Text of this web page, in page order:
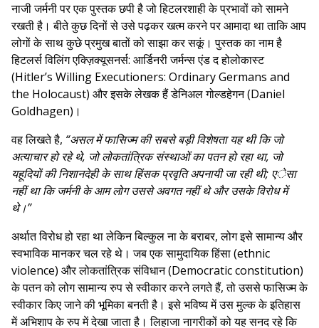
नाजी जर्मनी पर एक पुस्तक छपी है जो हिटलरशाही के प्रभावों को सामने
रखती है। बीते कुछ दिनों से उसे पढ़कर खत्म करने पर आमादा था ताकि आप
लोगों के साथ कुछे प्रमुख बातों को साझा कर सकूं। पुस्तक का नाम है
हिटलर्स विलिंग एक्ज़िक्यूसनर्स: आर्डिनरी जर्मन्स एंड द होलोकास्ट
(Hitler’s Willing Executioners: Ordinary Germans and
the Holocaust) और इसके लेखक हैं डेनिअल गोल्डहेगन (Daniel
Goldhagen)।
वह लिखते है, “असल में फासिज्म की सबसे बड़ी विशेषता यह थी कि जो
अत्याचार हो रहे थे, जो लोकतांत्रिक संस्थाओं का पतन हो रहा था, जो
यहूदियों की निशानदेही के साथ हिंसक प्रवृति अपनायी जा रही थी; एेसा
नहीं था कि जर्मनी के आम लोग उससे अवगत नहीं थे और उसके विरोध में
थे।”
अर्थात विरोध हो रहा था लेकिन बिल्कुल ना के बराबर, लोग इसे सामान्य और
स्वभाविक मानकर चल रहे थे। जब एक सामुदायिक हिंसा (ethnic
violence) और लोकतांत्रिक संविधान (Democratic constitution)
के पतन को लोग सामान्य रुप से स्वीकार करने लगते हैं, तो उससे फासिज्म के
स्वीकार किए जाने की भूमिका बनती है। इसे भविष्य में उस मुल्क के इतिहास
में अभिशाप के रुप में देखा जाता है। लिहाजा नागरीकों को यह सनद रहे कि